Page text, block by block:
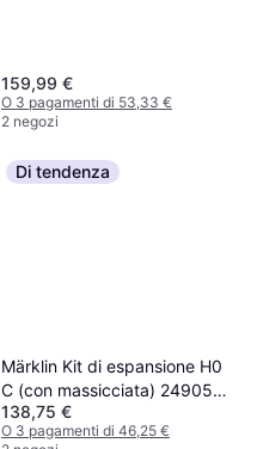
159,99 €
O 3 pagamenti di 53,33 €
2 negozi
Di tendenza
Märklin Kit di espansione H0
C (con massicciata) 24905
C5
138,75 €
O 3 pagamenti di 46,25 €